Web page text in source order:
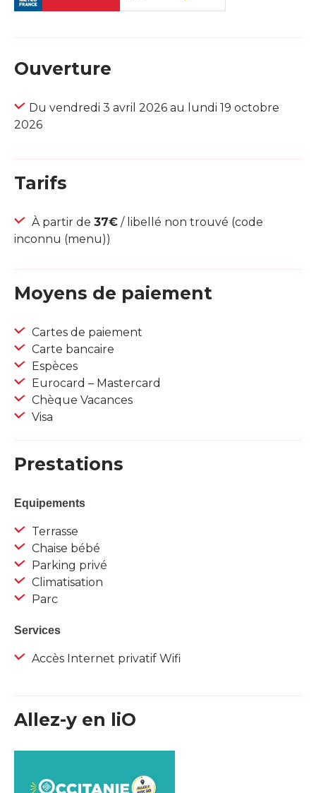
Ouverture
Du vendredi 3 avril 2026 au lundi 19 octobre
2026
Tarifs
À partir de 37€ / libellé non trouvé (code
inconnu (menu))
Moyens de paiement
Cartes de paiement
Carte bancaire
Espèces
Eurocard – Mastercard
Chèque Vacances
Visa
Prestations
Equipements
Terrasse
Chaise bébé
Parking privé
Climatisation
Parc
Services
Accès Internet privatif Wifi
Allez-y en liO